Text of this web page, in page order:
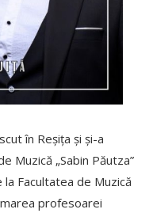
în Reșița și și-a
Muzică „Sabin Păutza”
Facultatea de Muzică
profesoarei